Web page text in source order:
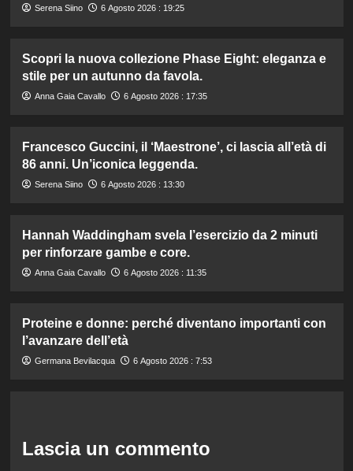
Serena Siino 6 Agosto 2026 : 19:25
Scopri la nuova collezione Phase Eight: eleganza e
stile per un autunno da favola.
Anna Gaia Cavallo 6 Agosto 2026 : 17:35
Francesco Guccini, il ‘Maestrone’, ci lascia all’età di
86 anni. Un’iconica leggenda.
Serena Siino 6 Agosto 2026 : 13:30
Hannah Waddingham svela l’esercizio da 2 minuti
per rinforzare gambe e core.
Anna Gaia Cavallo 6 Agosto 2026 : 11:35
Proteine e donne: perché diventano importanti con
l’avanzare dell’età
Germana Bevilacqua 6 Agosto 2026 : 7:53
Lascia un commento